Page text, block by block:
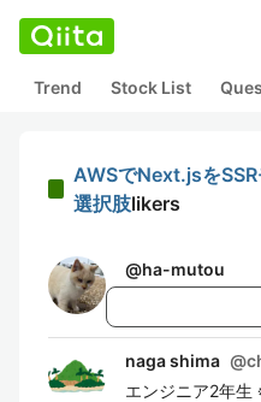
Trend Stock List
AWSでNext.jsを
選択肢likers
@ha-mutou
naga shima @
エンジニア2年生